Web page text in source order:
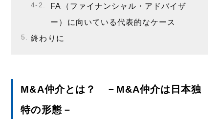
FA（ファイナンシャル・アドバイザ
ー）に向いている代表的なケース
終わりに
M&A仲介とは？ －M&A仲介は日本独
特の形態－